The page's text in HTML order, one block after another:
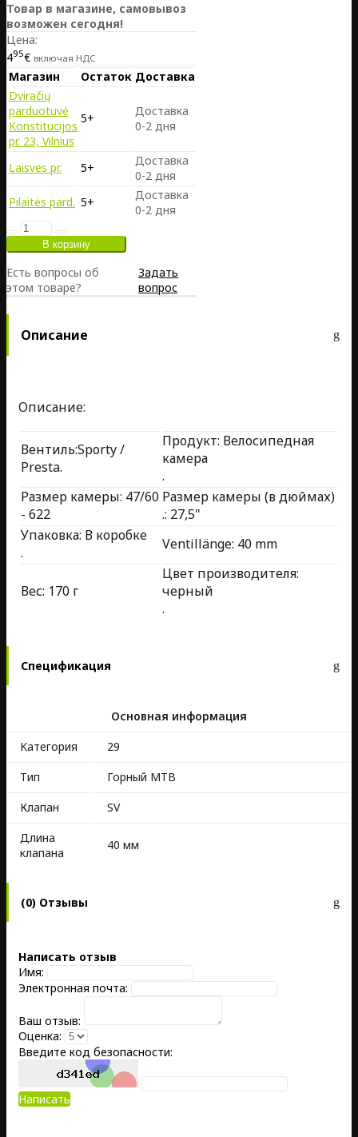
Товар в магазине, самовывоз
возможен сегодня!
Цена:
495€ включая НДС
Магазин Остаток Доставка
Dviračių
parduotuvė
Konstitucijos
pr. 23, Vilnius
5+
Доставка
0-2 дня
Laisves pr. 5+
Доставка
0-2 дня
Pilaitės pard. 5+
Доставка
0-2 дня
Есть вопросы об
этом товаре?
Задать
вопрос
Описание
Описание:
Вентиль:Sporty /
Presta.
Продукт: Велосипедная
камера
.
Размер камеры: 47/60
- 622
Размер камеры (в дюймах)
.: 27,5"
Упаковка: В коробке
.
Ventillänge: 40 mm
Вес: 170 г
Цвет производителя:
черный
.
Спецификация
Основная информация
Kатегория
29
Тип
Горный MTB
Клапан
SV
Длина
клапана
40 мм
(0) Отзывы
Написать отзыв
Имя:
Электронная почта:
Ваш отзыв:
Оценка:
Введите код безопасности:
Написать